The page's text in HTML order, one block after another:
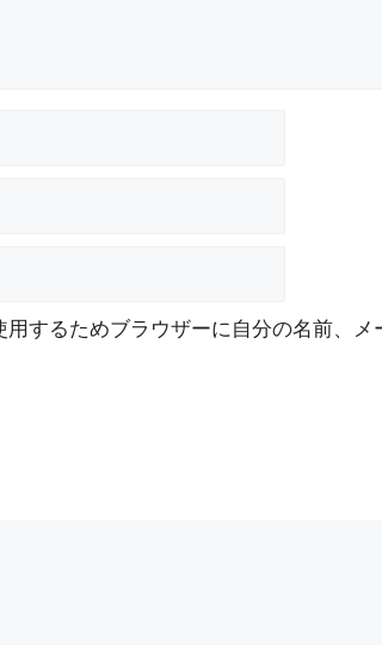
用するためブラウザーに自分の名前、